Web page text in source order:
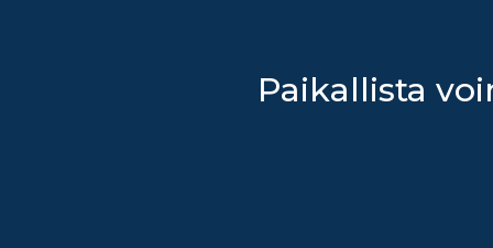
Paikallista